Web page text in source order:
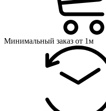
Минимальный заказ от 1м